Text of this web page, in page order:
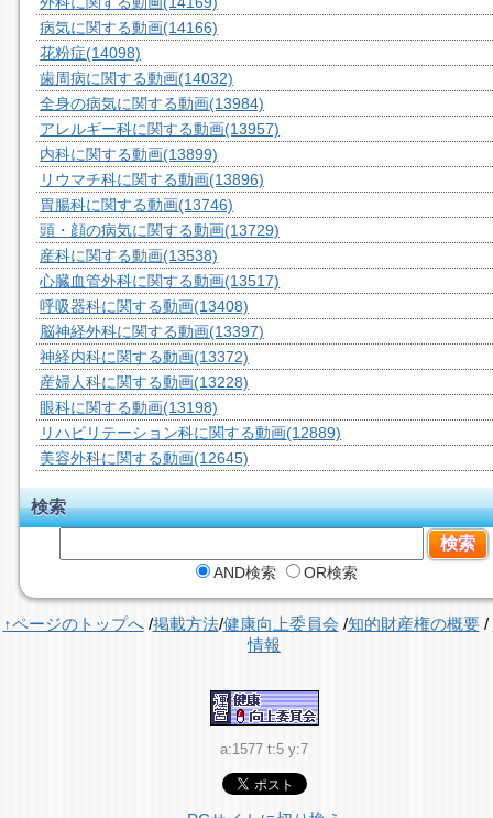
病気に関する動画(14166)
花粉症(14098)
歯周病に関する動画(14032)
全身の病気に関する動画(13984)
アレルギー科に関する動画(13957)
内科に関する動画(13899)
リウマチ科に関する動画(13896)
胃腸科に関する動画(13746)
頭・顔の病気に関する動画(13729)
産科に関する動画(13538)
心臓血管外科に関する動画(13517)
呼吸器科に関する動画(13408)
脳神経外科に関する動画(13397)
神経内科に関する動画(13372)
産婦人科に関する動画(13228)
眼科に関する動画(13198)
リハビリテーション科に関する動画(12889)
美容外科に関する動画(12645)
検索
AND検索 OR検索
↑ページのトップへ/掲載方法/健康向上委員会 /知的財産権の概要/
情報
a:1577 t:5 y:7